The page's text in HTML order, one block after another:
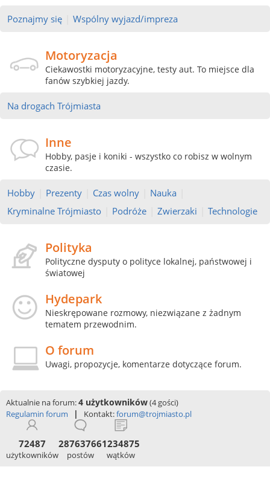
Poznajmy się Wspólny wyjazd/impreza
Motoryzacja
Ciekawostki motoryzacyjne, testy aut. To miejsce dla
fanów szybkiej jazdy.
Na drogach Trójmiasta
Inne
Hobby, pasje i koniki - wszystko co robisz w wolnym
czasie.
Hobby Prezenty Czas wolny Nauka
Kryminalne Trójmiasto
Podróże Zwierzaki Technologie
Polityka
Polityczne dysputy o polityce lokalnej, państwowej i
światowej
Hydepark
Nieskrępowane rozmowy, niezwiązane z żadnym
tematem przewodnim.
O forum
Uwagi, propozycje, komentarze dotyczące forum.
Aktualnie na forum:4 użytkowników(4 gości)
Regulamin forum
| Kontakt:forum@trojmiasto.pl
72487
użytkowników
28763766
postów
1234875
wątków